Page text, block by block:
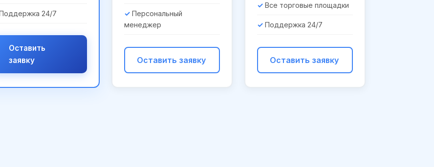
24/7
Оставить
заявку
Персональный
менеджер
Оставить заявку
Все торговые площадки
Поддержка 24/7
Оставить заявку